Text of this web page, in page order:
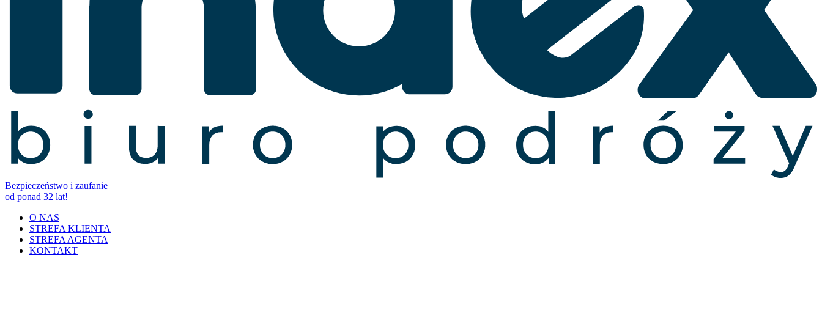
Bezpieczeństwo i zaufanie
od ponad 32 lat!
O NAS
STREFA KLIENTA
STREFA AGENTA
KONTAKT